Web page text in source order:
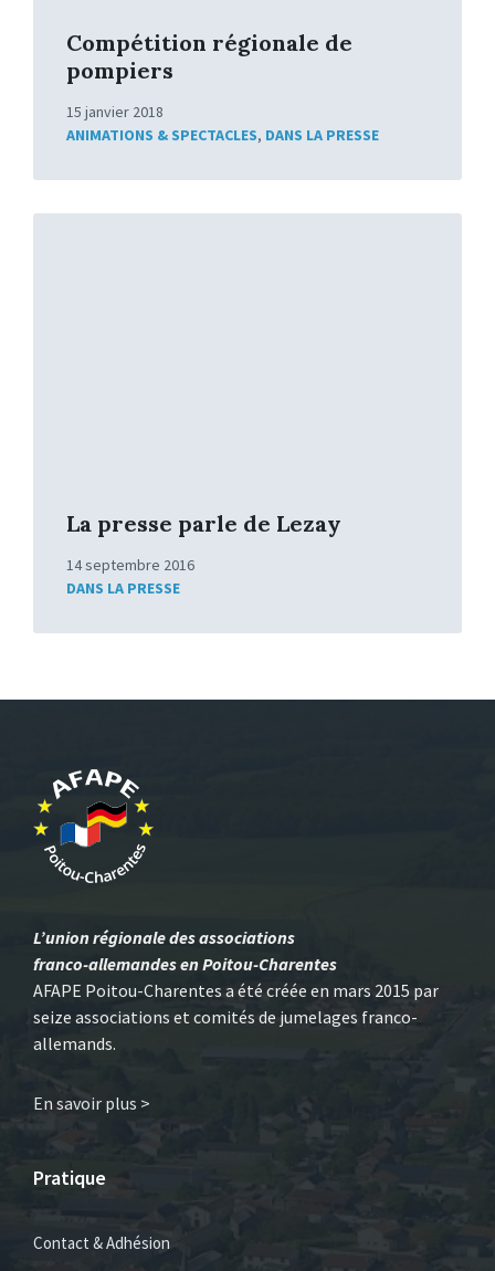
Compétition régionale de
pompiers
15 janvier 2018
ANIMATIONS & SPECTACLES, DANS LA PRESSE
La presse parle de Lezay
14 septembre 2016
DANS LA PRESSE
L’union régionale des associations
franco-allemandes en Poitou-Charentes
AFAPE Poitou-Charentes a été créée en mars 2015 par
seize associations et comités de jumelages franco-
allemands.
En savoir plus >
Pratique
Contact & Adhésion